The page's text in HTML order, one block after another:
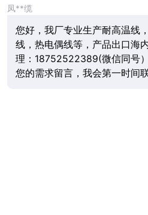
凤**缆
您好，我厂专业生产耐高温线
线，热电偶线等，产品出口海
理：18752522389(微信同号
您的需求留言，我会第一时间